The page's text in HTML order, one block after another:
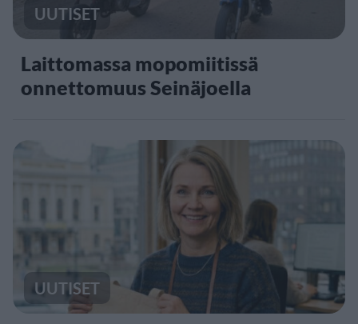
UUTISET
Laittomassa mopomiitissä
onnettomuus Seinäjoella
UUTISET